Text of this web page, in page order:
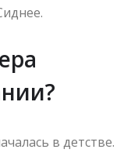
в детстве.